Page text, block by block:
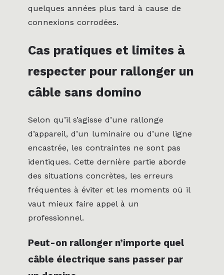
quelques années plus tard à cause de
connexions corrodées.
Cas pratiques et limites à
respecter pour rallonger un
câble sans domino
Selon qu’il s’agisse d’une rallonge
d’appareil, d’un luminaire ou d’une ligne
encastrée, les contraintes ne sont pas
identiques. Cette dernière partie aborde
des situations concrètes, les erreurs
fréquentes à éviter et les moments où il
vaut mieux faire appel à un
professionnel.
Peut-on rallonger n’importe quel
câble électrique sans passer par